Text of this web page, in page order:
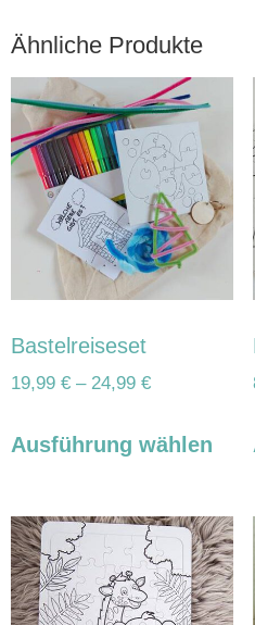
Ähnliche Produkte
Bastelreiseset
19,99 € – 24,99 €
Ausführung wählen